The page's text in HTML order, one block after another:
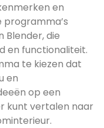
en
Blender, die
en functionaliteit.
te kiezen dat
en
op een
kunt vertalen naar